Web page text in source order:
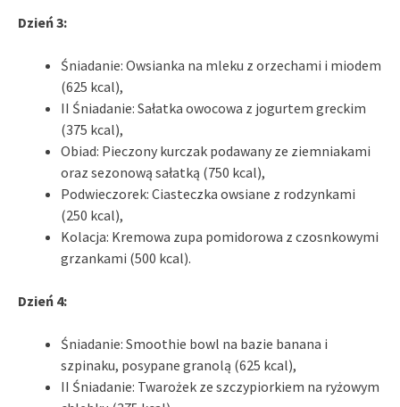
Dzień 3:
Śniadanie: Owsianka na mleku z orzechami i miodem
(625 kcal),
II Śniadanie: Sałatka owocowa z jogurtem greckim
(375 kcal),
Obiad: Pieczony kurczak podawany ze ziemniakami
oraz sezonową sałatką (750 kcal),
Podwieczorek: Ciasteczka owsiane z rodzynkami
(250 kcal),
Kolacja: Kremowa zupa pomidorowa z czosnkowymi
grzankami (500 kcal).
Dzień 4:
Śniadanie: Smoothie bowl na bazie banana i
szpinaku, posypane granolą (625 kcal),
II Śniadanie: Twarożek ze szczypiorkiem na ryżowym